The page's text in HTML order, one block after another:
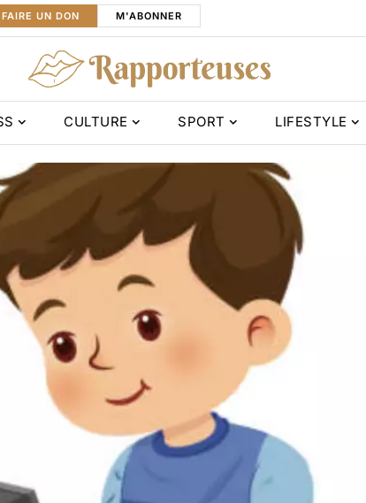
FAIRE UN DON M'ABONNER
CULTURE SPORT LIFESTYLE